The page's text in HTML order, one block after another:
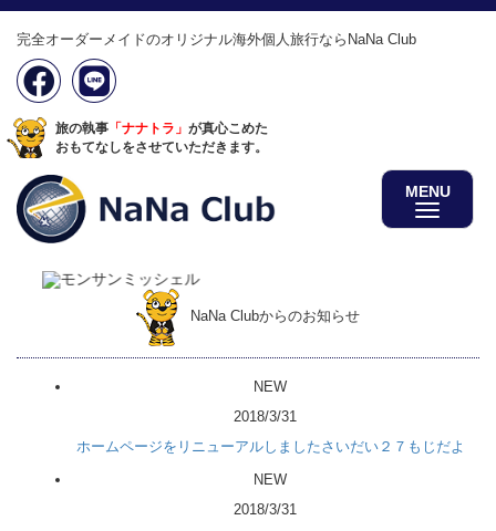
完全オーダーメイドのオリジナル海外個人旅行ならNaNa Club
旅の執事 「ナナトラ」 が真心こめた
おもてなしをさせていただきます。
MENU
NaNa Clubからのお知らせ
NEW
2018/3/31
ホームページをリニューアルしましたさいだい２７もじだよ
NEW
2018/3/31